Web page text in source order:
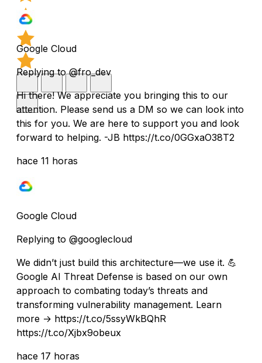
Google Cloud
Replying to @fro_dev
Hi there! We appreciate you bringing this to our
attention. Please send us a DM so we can look into
this for you. We are here to support you and look
forward to helping. -JB https://t.co/0GGxaO38T2
hace 11 horas
Google Cloud
Replying to @googlecloud
We didn’t just build this architecture—we use it. 💪
Google AI Threat Defense is based on our own
approach to combating today’s threats and
transforming vulnerability management. Learn
more → https://t.co/5ssyWkBQhR
https://t.co/Xjbx9obeux
hace 17 horas